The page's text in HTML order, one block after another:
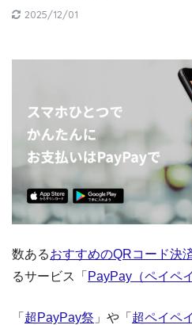
2025/12/01
数あるおすすめのQRコード決
るサービス「 PayPay（ペイペイ
「 超PayPay祭 」や「 超ペイペ